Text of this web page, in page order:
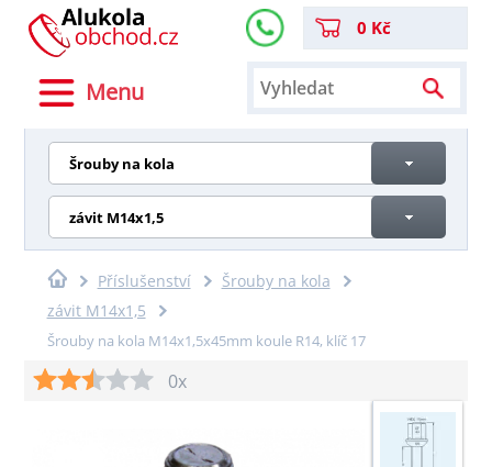
Menu
0 Kč
Šrouby na kola
závit M14x1,5
Příslušenství
Šrouby na kola
závit M14x1,5
Šrouby na kola M14x1,5x45mm koule R14, klíč 17
0x